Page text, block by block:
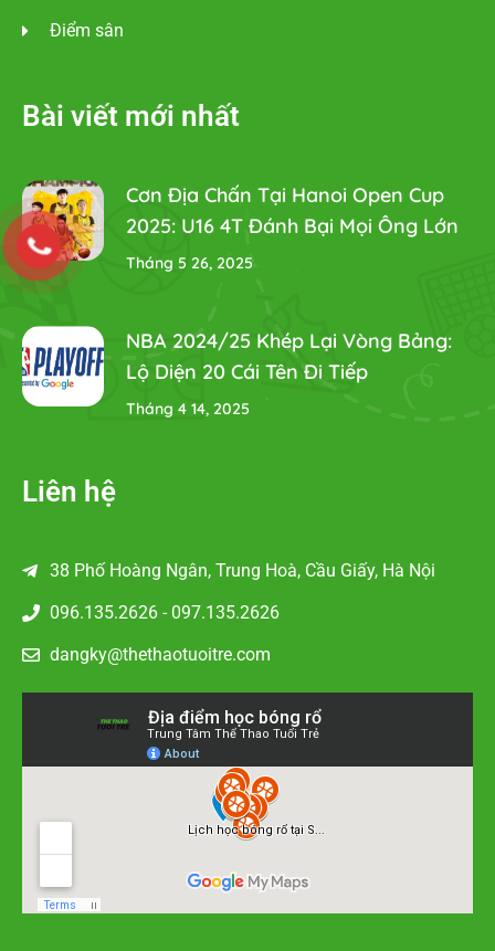
Điểm sân
Bài viết mới nhất
Cơn Địa Chấn Tại Hanoi Open Cup
2025: U16 4T Đánh Bại Mọi Ông Lớn
Tháng 5 26, 2025
NBA 2024/25 Khép Lại Vòng Bảng:
Lộ Diện 20 Cái Tên Đi Tiếp
Tháng 4 14, 2025
Liên hệ
38 Phố Hoàng Ngân, Trung Hoà, Cầu Giấy, Hà Nội
096.135.2626 - 097.135.2626
dangky@thethaotuoitre.com